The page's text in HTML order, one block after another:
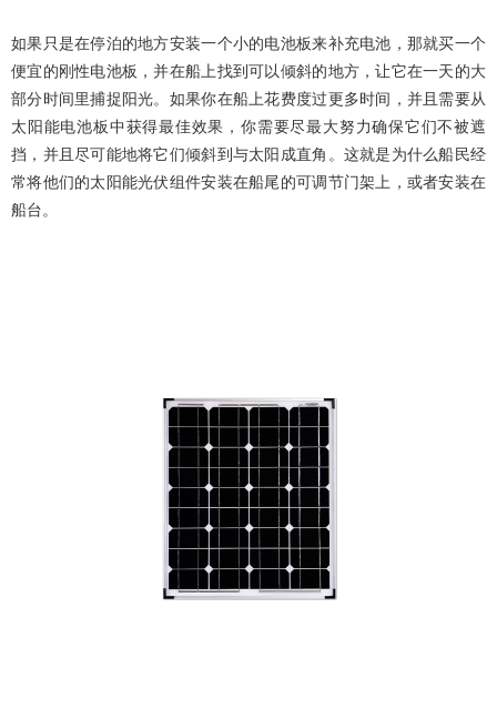
如果只是在停泊的地方安装一个小的电池板来补充电池，那就买一个
便宜的刚性电池板 ，并在船上找到可以倾斜的地方，让它在一天的大
部分时间里捕捉阳光。如果你在船上花费度过更多时间，并且需要从
太阳能电池板中获得最佳效果，你需要尽最大努力确保它们不被遮
挡，并且尽可能地将它们倾斜到与太阳成直角。这就是为什么船民经
常将他们的太阳能光伏组件安装在船尾的可调节门架上，或者安装在
船台。